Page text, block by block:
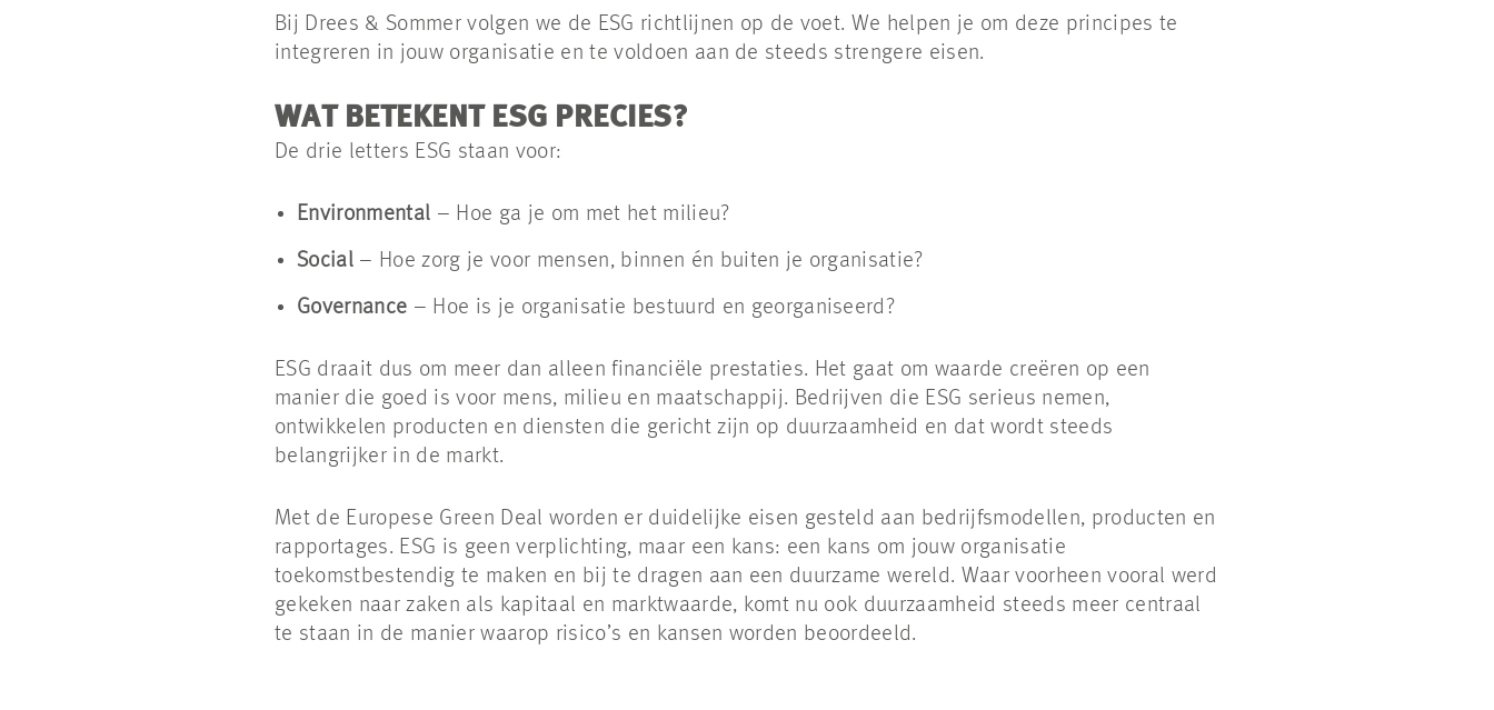
Bij Drees & Sommer volgen we de ESG richtlijnen op de voet. We helpen je om deze principes te
integreren in jouw organisatie en te voldoen aan de steeds strengere eisen.
WAT BETEKENT ESG PRECIES?
De drie letters ESG staan voor:
Environmental – Hoe ga je om met het milieu?
Social– Hoe zorg je voor mensen, binnen én buiten je organisatie?
Governance – Hoe is je organisatie bestuurd en georganiseerd?
ESG draait dus om meer dan alleen financiële prestaties. Het gaat om waarde creëren op een
manier die goed is voor mens, milieu en maatschappij. Bedrijven die ESG serieus nemen,
ontwikkelen producten en diensten die gericht zijn op duurzaamheid en dat wordt steeds
belangrijker in de markt.
Met de Europese Green Deal worden er duidelijke eisen gesteld aan bedrijfsmodellen, producten en
rapportages. ESG is geen verplichting, maar een kans: een kans om jouw organisatie
toekomstbestendig te maken en bij te dragen aan een duurzame wereld. Waar voorheen vooral werd
gekeken naar zaken als kapitaal en marktwaarde, komt nu ook duurzaamheid steeds meer centraal
te staan in de manier waarop risico’s en kansen worden beoordeeld.